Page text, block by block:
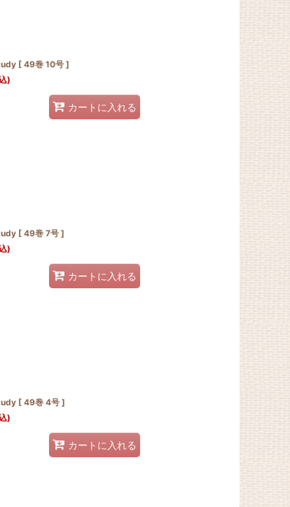
[ 49巻 10号 ]
)
カートに入れる
[ 49巻 7号 ]
)
カートに入れる
[ 49巻 4号 ]
)
カートに入れる